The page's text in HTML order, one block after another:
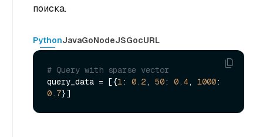
поиска.
PythonJavaGoNodeJSGocURL
# Query with sparse vector
query_data = [{1: 0.2, 50: 0.4, 1000
0.7